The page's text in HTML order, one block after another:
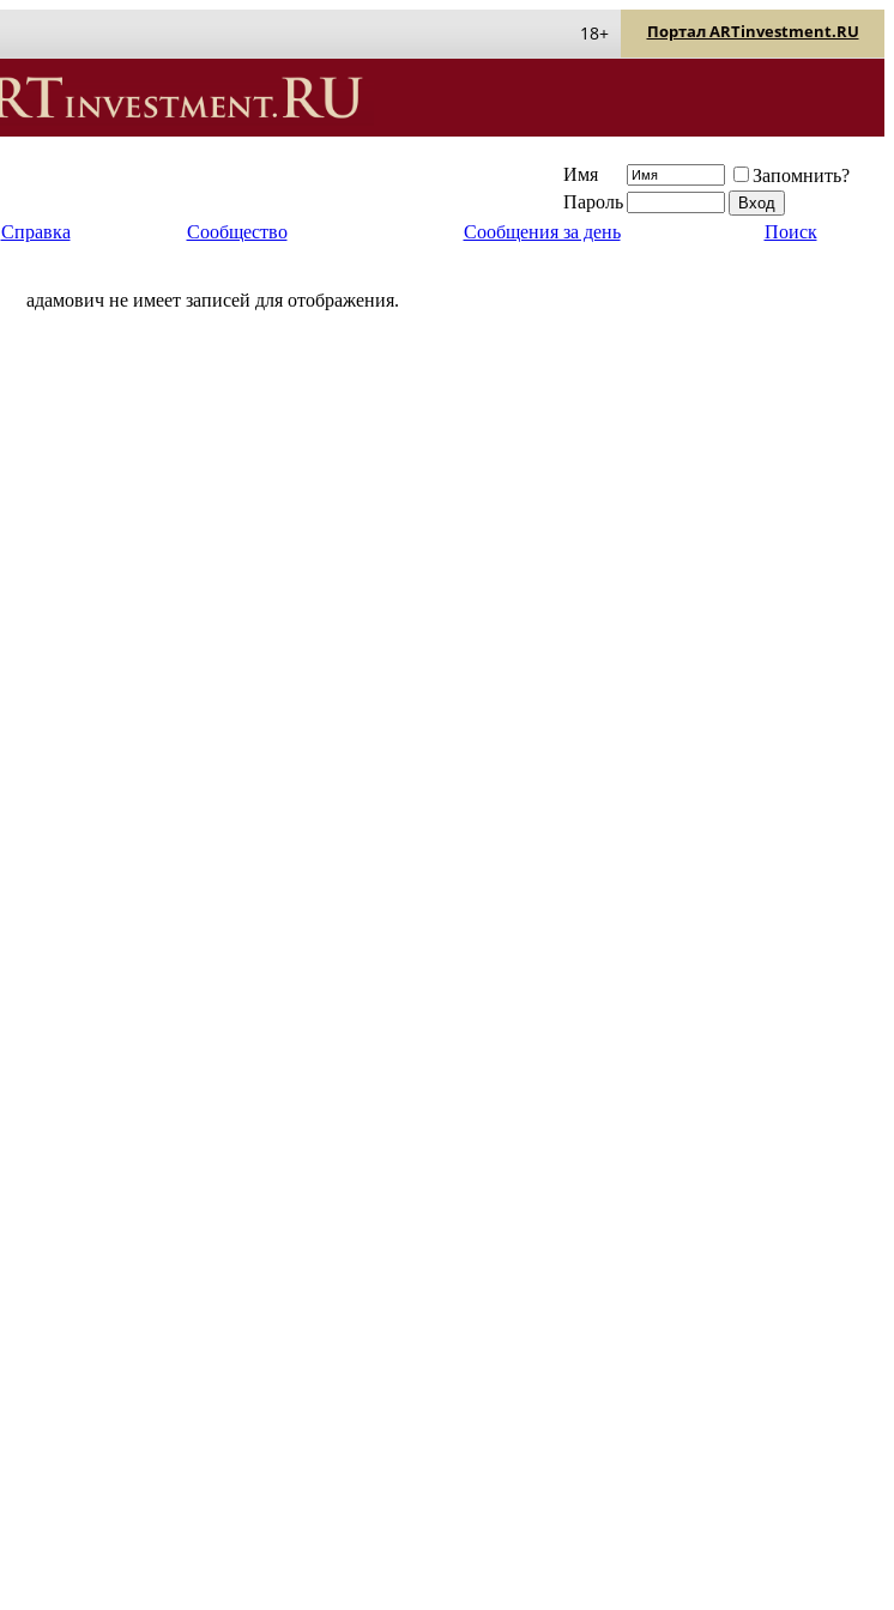
Портал ARTinvestment.RU
18+
Имя
Запомнить?
Пароль
Справка Сообщество Сообщения за день Поиск
адамович не имеет записей для отображения.